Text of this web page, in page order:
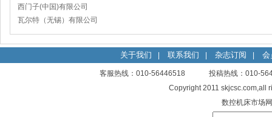
海）有限公司
西门子(中国)有限公司
瓦尔特（无锡）有限公司
关于我们 联系我们 杂志订阅 会
客服热线：010-56446518 投稿热线：
Copyright 2011
数控机床市场网